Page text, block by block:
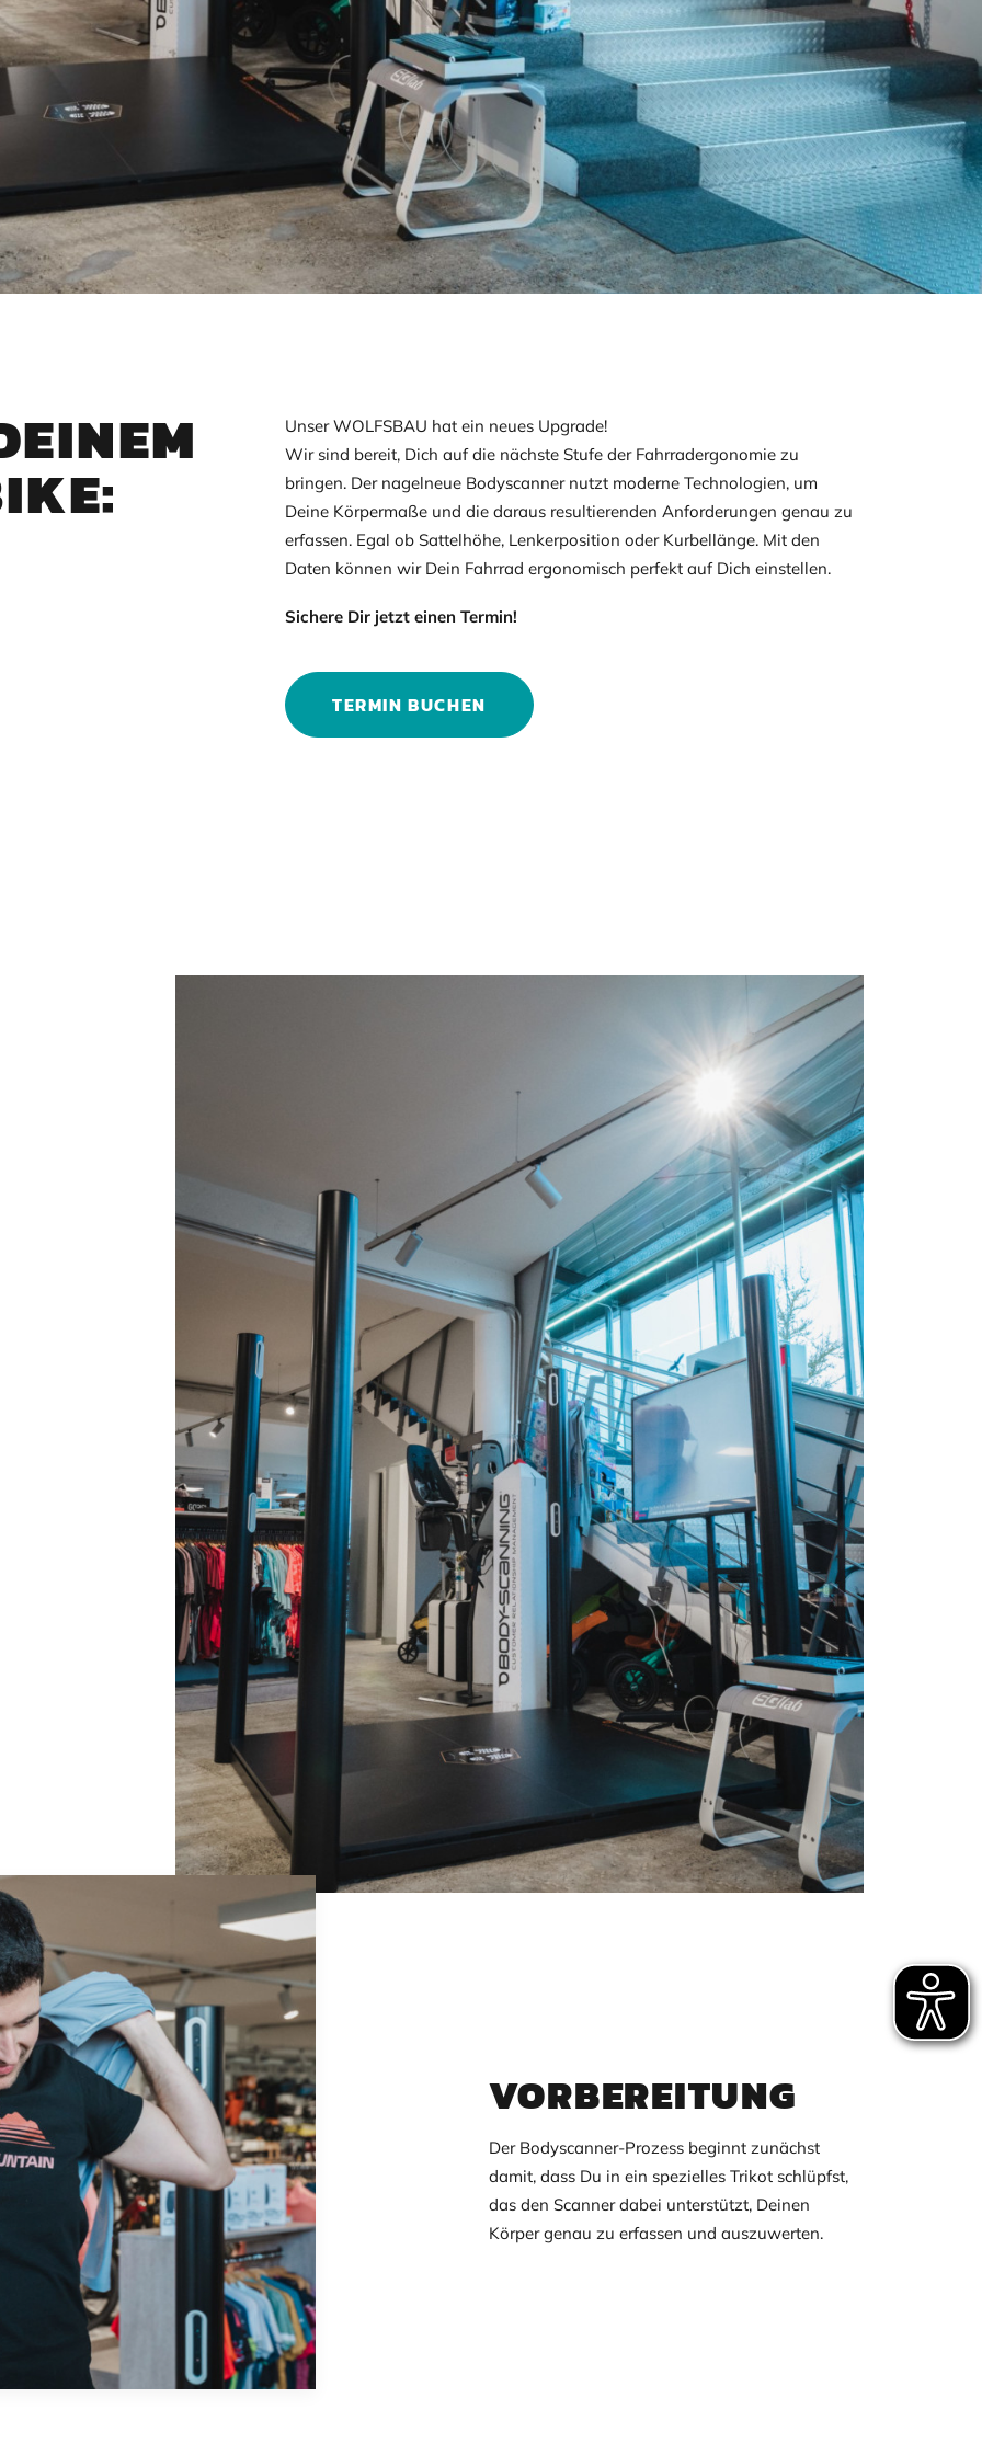
Unser WOLFSBAU hat ein neues Upgrade!
Wir sind bereit, Dich auf die nächste Stufe der Fahrradergonomie zu
bringen. Der nagelneue Bodyscanner nutzt moderne Technologien, um
Deine Körpermaße und die daraus resultierenden Anforderungen genau zu
erfassen. Egal ob Sattelhöhe, Lenkerposition oder Kurbellänge. Mit den
Daten können wir Dein Fahrrad ergonomisch perfekt auf Dich einstellen.
Sichere Dir jetzt einen Termin!
TERMIN BUCHEN
VORBEREITUNG
Der Bodyscanner-Prozess beginnt zunächst
damit, dass Du in ein spezielles Trikot schlüpfst,
das den Scanner dabei unterstützt, Deinen
Körper genau zu erfassen und auszuwerten.